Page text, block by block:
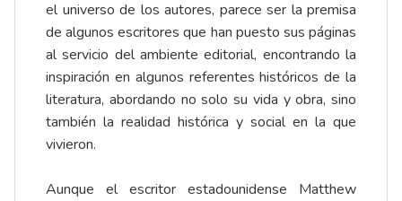
el universo de los autores, parece ser la premisa
de algunos escritores que han puesto sus páginas
al servicio del ambiente editorial, encontrando la
inspiración en algunos referentes históricos de la
literatura, abordando no solo su vida y obra, sino
también la realidad histórica y social en la que
vivieron.
Aunque el escritor estadounidense Matthew